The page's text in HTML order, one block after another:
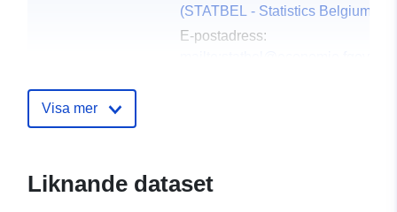
(STATBEL - Statistics Belgium)
E-postadress:
E-postadress:
Visa mer
Liknande dataset